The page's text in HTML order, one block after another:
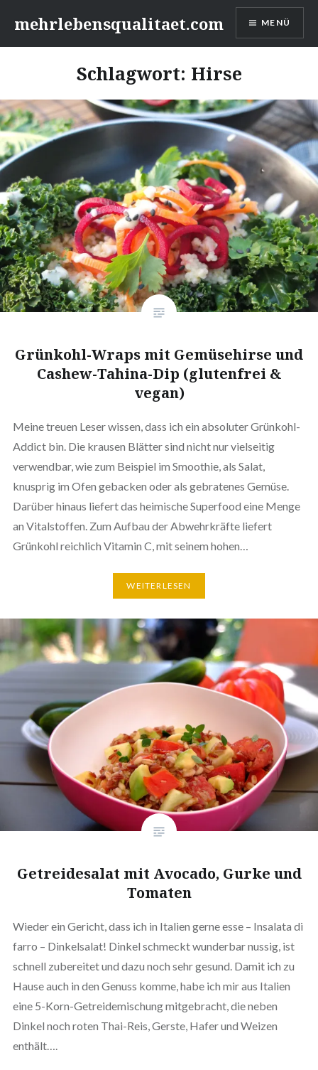
Inhalt
springen
mehrlebensqualitaet.com MENÜ
Schlagwort: Hirse
Grünkohl-Wraps mit Gemüsehirse und
Cashew-Tahina-Dip (glutenfrei &
vegan)
Meine treuen Leser wissen, dass ich ein absoluter Grünkohl-
Addict bin. Die krausen Blätter sind nicht nur vielseitig
verwendbar, wie zum Beispiel im Smoothie, als Salat,
knusprig im Ofen gebacken oder als gebratenes Gemüse.
Darüber hinaus liefert das heimische Superfood eine Menge
an Vitalstoffen. Zum Aufbau der Abwehrkräfte liefert
Grünkohl reichlich Vitamin C, mit seinem hohen…
WEITERLESEN
Getreidesalat mit Avocado, Gurke und
Tomaten
Wieder ein Gericht, dass ich in Italien gerne esse – Insalata di
farro – Dinkelsalat! Dinkel schmeckt wunderbar nussig, ist
schnell zubereitet und dazu noch sehr gesund. Damit ich zu
Hause auch in den Genuss komme, habe ich mir aus Italien
eine 5-Korn-Getreidemischung mitgebracht, die neben
Dinkel noch roten Thai-Reis, Gerste, Hafer und Weizen
enthält….